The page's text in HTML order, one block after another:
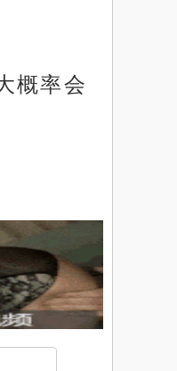
概率会